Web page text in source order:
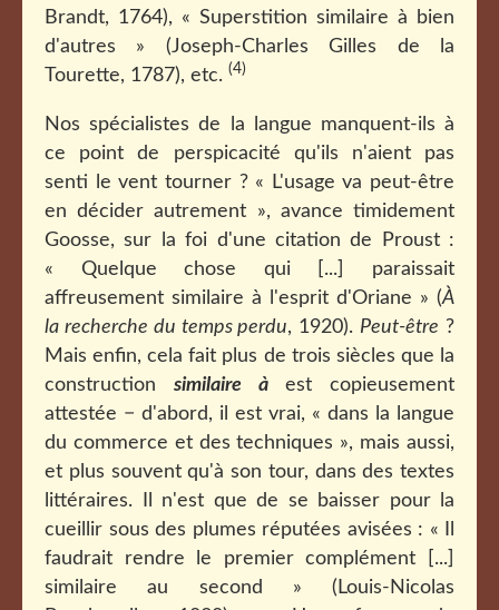
Brandt, 1764), « Superstition similaire à bien
d'autres » (Joseph-Charles Gilles de la
Tourette, 1787), etc. (4)
Nos spécialistes de la langue manquent-ils à
ce point de perspicacité qu'ils n'aient pas
senti le vent tourner ? « L'usage va peut-être
en décider autrement », avance timidement
Goosse, sur la foi d'une citation de Proust :
« Quelque chose qui [...] paraissait
affreusement similaire à l'esprit d'Oriane » (À
la recherche du temps perdu, 1920). Peut-être ?
Mais enfin, cela fait plus de trois siècles que la
construction similaire àest copieusement
attestée − d'abord, il est vrai, « dans la langue
du commerce et des techniques », mais aussi,
et plus souvent qu'à son tour, dans des textes
littéraires. Il n'est que de se baisser pour la
cueillir sous des plumes réputées avisées : « Il
faudrait rendre le premier complément [...]
similaire au second » (Louis-Nicolas